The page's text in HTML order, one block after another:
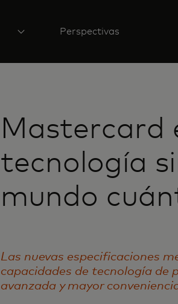
Perspectivas
Mastercard
tecnología
mundo
Las nuevas especificaciones
capacidades de tecnología de
avanzada y mayor